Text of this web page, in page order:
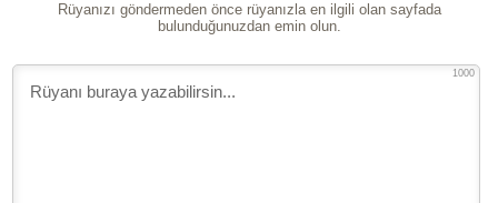
Rüyanızı göndermeden önce rüyanızla en ilgili olan sayfada
bulunduğunuzdan emin olun.
1000